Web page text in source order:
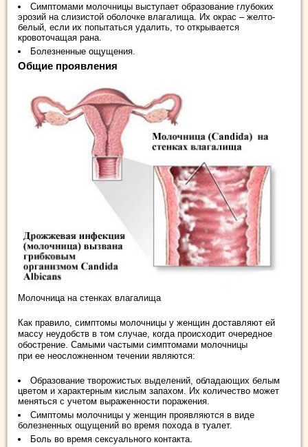
Симптомами молочницы выступает образование глубоких
эрозий на слизистой оболочке влагалища. Их окрас – желто-
белый, если их попытаться удалить, то открывается
кровоточащая рана.
Болезненные ощущения.
Общие проявления
Молочница на стенках влагалища
Как правило, симптомы молочницы у женщин доставляют ей
массу неудобств в том случае, когда происходит очередное
обострение. Самыми частыми симптомами молочницы
при ее неосложненном течении являются:
Образование творожистых выделений, обладающих белым
цветом и характерным кислым запахом. Их количество может
меняться с учетом выраженности поражения.
Симптомы молочницы у женщин проявляются в виде
болезненных ощущений во время похода в туалет.
Боль во время сексуального контакта.